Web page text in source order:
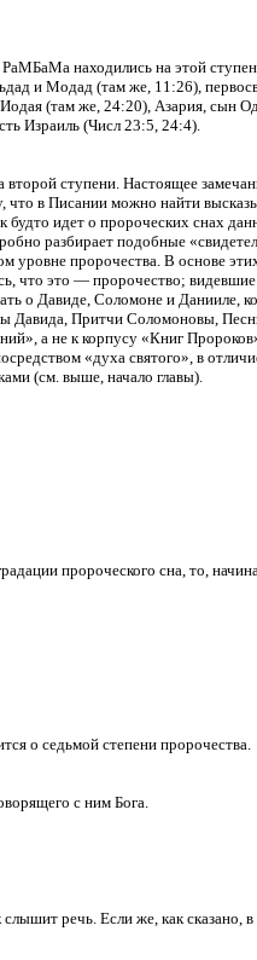
находились на этой
и Модад (там же, 11:26),
(там же, 24:20), Азария, сын
Израиль (Числ 23:5, 24:4).
ступени. Настоящее
что в Писании можно найти
будто идет о пророческих снах
разбирает подобные
уровне пророчества. В основе
что это — пророчество; видевшие
о Давиде, Соломоне и Данииле,
Притчи Соломоновы,
а не к корпусу «Книг
«духа святого», в
(см. выше, начало главы).
пророческого сна, то,
о седьмой степени пророчества.
с ним Бога.
речь. Если же, как сказано,